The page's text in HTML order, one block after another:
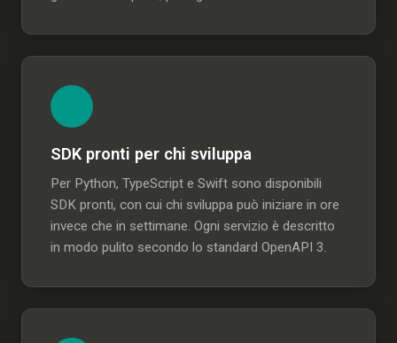
SDK pronti per chi sviluppa
Per Python, TypeScript e Swift sono disponibili
SDK pronti, con cui chi sviluppa può iniziare in ore
invece che in settimane. Ogni servizio è descritto
in modo pulito secondo lo standard OpenAPI 3.